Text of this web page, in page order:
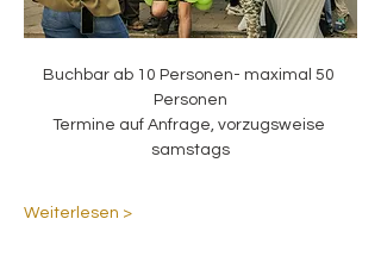
Buchbar ab 10 Personen- maximal 50
Personen
Termine auf Anfrage, vorzugsweise
samstags
Weiterlesen >